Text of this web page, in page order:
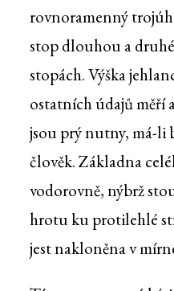
rovnoramenný
stop dlouhou a
stopách. Výška
ostatních údajů měří
jsou prý nutny, má-li
člověk. Základna
vodorovně, nýbrž
hrotu ku protilehlé
jest nakloněna v